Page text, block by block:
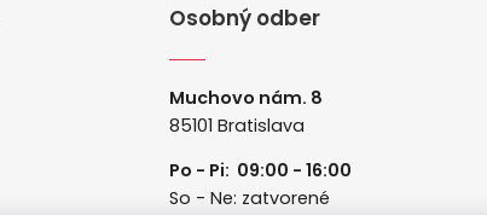
Osobný odber
Muchovo nám. 8
85101 Bratislava
Po - Pi: 09:00 - 16:00
So - Ne: zatvorené